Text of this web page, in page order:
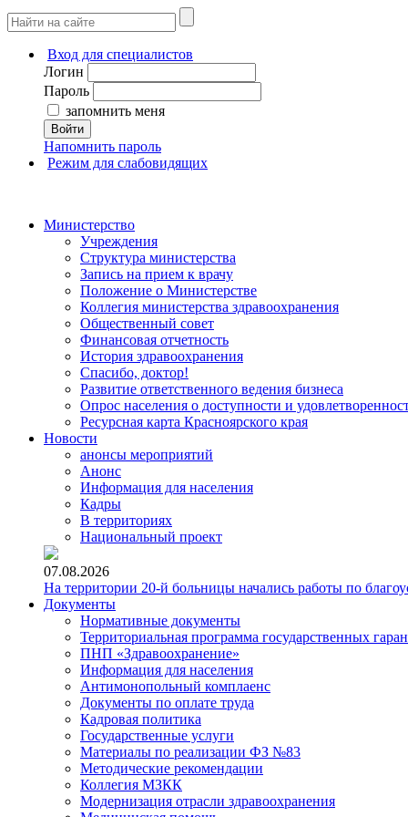
Вход для специалистов
Логин
Пароль
запомнить меня
Войти
Напомнить пароль
Режим для слабовидящих
Министерство
Учреждения
Структура министерства
Запись на прием к врачу
Положение о Министерстве
Коллегия министерства здравоохранения
Общественный совет
Финансовая отчетность
История здравоохранения
Спасибо, доктор!
Развитие ответственного ведения бизнеса
Опрос населения о доступности и
Ресурсная карта Красноярского края
Новости
анонсы мероприятий
Анонс
Информация для населения
Кадры
В территориях
Национальный проект
07.08.2026
На территории 20-й больницы начались работы по
Документы
Нормативные документы
Территориальная программа государственных
ПНП «Здравоохранение»
Информация для населения
Антимонопольный комплаенс
Документы по оплате труда
Кадровая политика
Государственные услуги
Материалы по реализации ФЗ №83
Методические рекомендации
Коллегия МЗКК
Модернизация отрасли здравоохранения